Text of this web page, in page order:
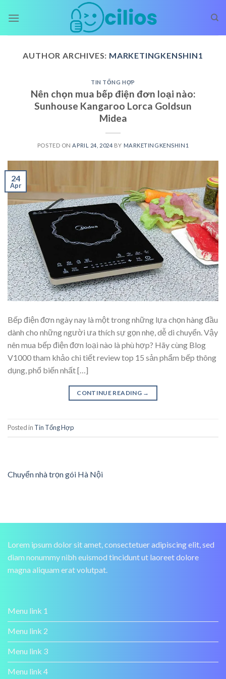
AUTHOR ARCHIVES: MARKETINGKENSHIN1
TIN TỔNG HỢP
Nên chọn mua bếp điện đơn loại nào:
Sunhouse Kangaroo Lorca Goldsun
Midea
POSTED ON APRIL 24, 2024 BY MARKETINGKENSHIN1
24
Apr
Bếp điện đơn ngày nay là một trong những lựa chọn hàng đầu
dành cho những người ưa thích sự gọn nhẹ, dễ di chuyển. Vậy
nên mua bếp điện đơn loại nào là phù hợp? Hãy cùng Blog
V1000 tham khảo chi tiết review top 15 sản phẩm bếp thông
dụng, phổ biến nhất […]
CONTINUE READING →
Posted in Tin Tổng Hợp
Chuyển nhà trọn gói Hà Nội
Lorem ipsum dolor sit amet, consectetuer adipiscing elit, sed
diam nonummy nibh euismod tincidunt ut laoreet dolore
magna aliquam erat volutpat.
Menu link 1
Menu link 2
Menu link 3
Menu link 4